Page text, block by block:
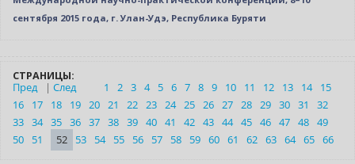
сентября 2015 года, г. Улан-Удэ, Республика Буряти
СТРАНИЦЫ:
Пред
| След 1 2 3 4 5 6 7 8 9 10 11 12 13 14
15
16
17 18 19 20 21 22 23 24 25 26 27 28 29 30 31
32
33 34 35 36 37 38 39 40 41 42 43 44 45 46 47 48 49
50
51 52 53 54 55 56 57 58 59 60 61 62 63 64 65 66